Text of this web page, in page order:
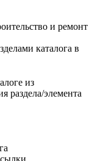
и ремонт
каталога в
из
раздела/элемента